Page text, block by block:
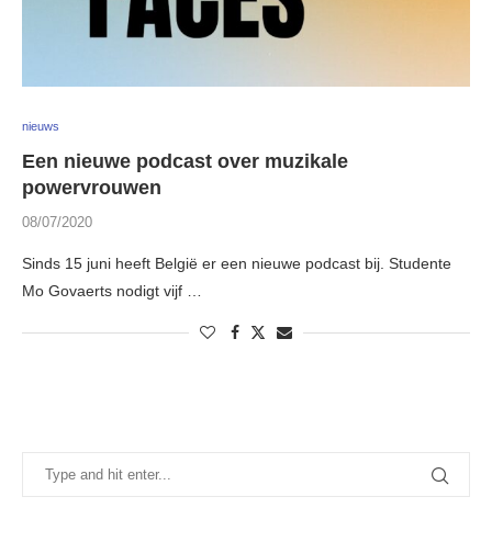
nieuws
Een nieuwe podcast over muzikale
powervrouwen
08/07/2020
Sinds 15 juni heeft België er een nieuwe podcast bij. Studente
Mo Govaerts nodigt vijf …